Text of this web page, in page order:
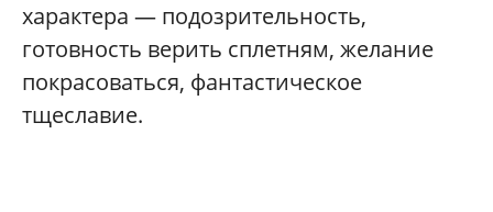
характера — подозрительность,
готовность верить сплетням, желание
покрасоваться, фантастическое
тщеславие.